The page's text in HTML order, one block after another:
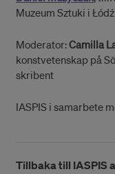
Muzeum Sztuki i Łódź
Moderator:Camilla
konstvetenskap på
skribent
IASPIS i samarbete
Tillbaka till IASPIS